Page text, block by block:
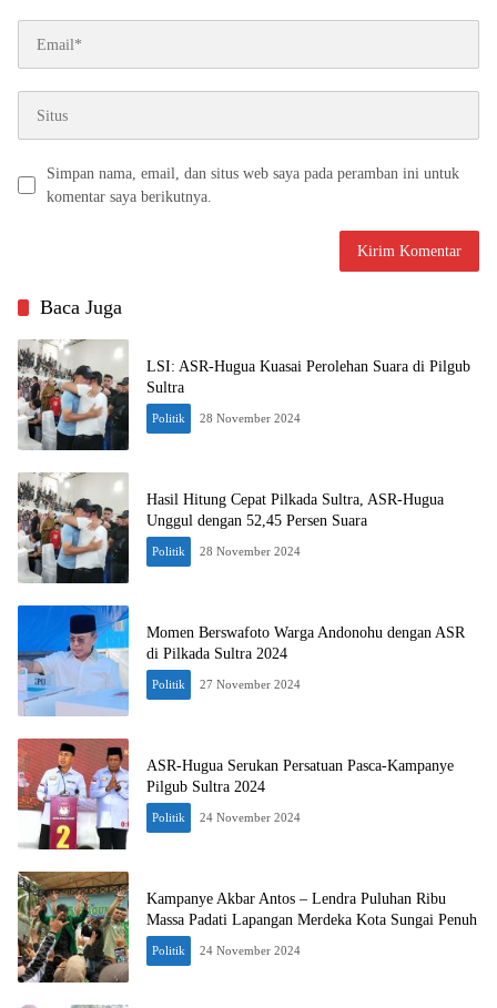
Simpan nama, email, dan situs web saya pada peramban ini untuk
komentar saya berikutnya.
Baca Juga
LSI: ASR-Hugua Kuasai Perolehan Suara di Pilgub
Sultra
Politik 28 November 2024
Hasil Hitung Cepat Pilkada Sultra, ASR-Hugua
Unggul dengan 52,45 Persen Suara
Politik 28 November 2024
Momen Berswafoto Warga Andonohu dengan ASR
di Pilkada Sultra 2024
Politik 27 November 2024
ASR-Hugua Serukan Persatuan Pasca-Kampanye
Pilgub Sultra 2024
Politik 24 November 2024
Kampanye Akbar Antos – Lendra Puluhan Ribu
Massa Padati Lapangan Merdeka Kota Sungai Penuh
Politik 24 November 2024